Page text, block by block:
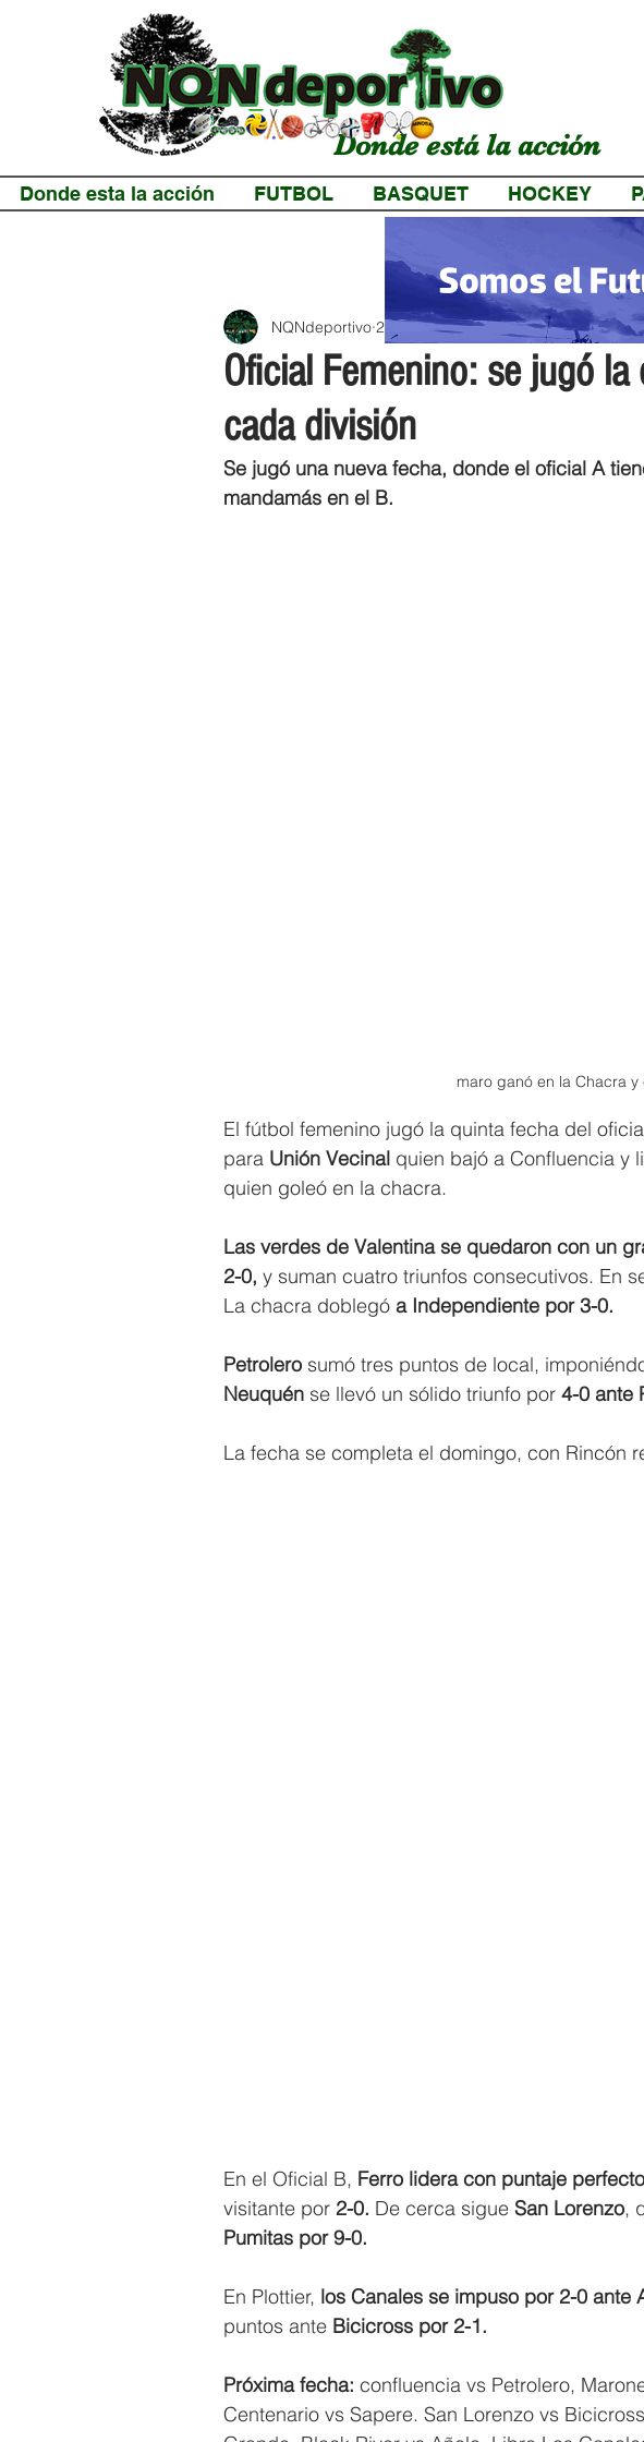
Donde está la acción
Donde esta la acción FUTBOL BASQUET HOCKEY
Oficial Femenino: se jugó
cada división
NQNdeportivo 2 min de lectura
Se jugó una nueva fecha, donde el oficial A
mandamás en el B.
maro ganó en la Chacra
El fútbol femenino jugó la quinta fecha del
para Unión Vecinal quien bajó a Confluencia y
quien goleó en la chacra.
Las verdes de Valentina se quedaron con un
2-0, y suman cuatro triunfos consecutivos. En
La chacra doblegó a Independiente por 3-0.
Petrolero sumó tres puntos de local,
Neuquén se llevó un sólido triunfo por 4-0 ante
La fecha se completa el domingo, con Rincón
En el Oficial B, Ferro lidera con puntaje perfecto
visitante por 2-0. De cerca sigue San Lorenzo,
Pumitas por 9-0.
En Plottier, los Canales se impuso por 2-0 ante
puntos ante Bicicross por 2-1.
Próxima fecha: confluencia vs Petrolero,
Centenario vs Sapere. San Lorenzo vs